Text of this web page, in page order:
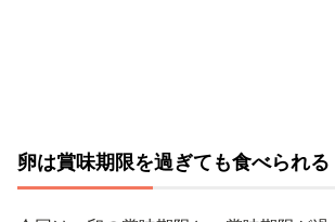
卵は賞味期限を過ぎても食べられる